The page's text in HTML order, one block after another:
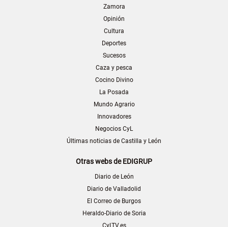
Zamora
Opinión
Cultura
Deportes
Sucesos
Caza y pesca
Cocino Divino
La Posada
Mundo Agrario
Innovadores
Negocios CyL
Últimas noticias de Castilla y León
Otras webs de EDIGRUP
Diario de León
Diario de Valladolid
El Correo de Burgos
Heraldo-Diario de Soria
CyLTV.es